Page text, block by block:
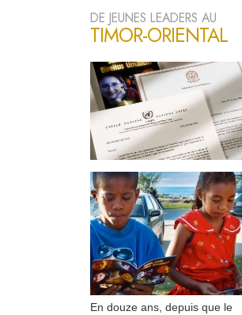
DE JEUNES LEADERS AU
TIMOR-ORIENTAL
En douze ans, depuis que le